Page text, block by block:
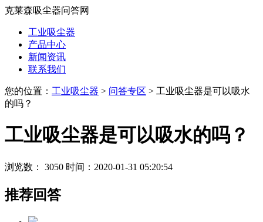
克莱森吸尘器问答网
工业吸尘器
产品中心
新闻资讯
联系我们
您的位置： 工业吸尘器 > 问答专区 > 工业吸尘器是可以吸水
的吗？
工业吸尘器是可以吸水的吗？
浏览数： 3050 时间：2020-01-31 05:20:54
推荐回答